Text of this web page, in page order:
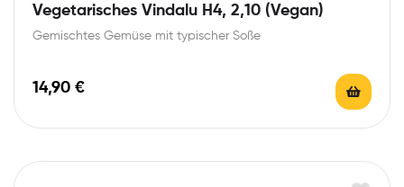
Vegetarisches Vindalu H4, 2,10 (Vegan)
Gemischtes Gemüse mit typischer Soße
14,90 €